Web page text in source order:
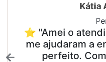
Kátia
⭐ "Amei o
me ajudaram a
perfeito.